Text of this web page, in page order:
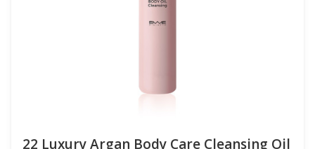
22 Luxury Argan Body Care Cleansing Oil